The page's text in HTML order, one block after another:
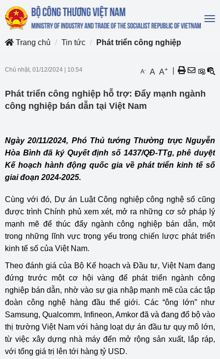
Trang chủ
Tin tức Phát triển công nghiệp
Chủ nhật, 01/12/2024 10:54 A- A A+
Phát triển công nghiệp hỗ trợ: Đẩy mạnh ngành
công nghiệp bán dẫn tại Việt Nam
Ngày 20/11/2024, Phó Thủ tướng Thường trực Nguyễn
Hòa Bình đã ký Quyết định số 1437/QĐ-TTg, phê duyệt
Kế hoạch hành động quốc gia về phát triển kinh tế số
giai đoạn 2024-2025.
Cùng với đó, Dự án Luật Công nghiệp công nghệ số cũng
được trình Chính phủ xem xét, mở ra những cơ sở pháp lý
mạnh mẽ để thúc đẩy ngành công nghiệp bán dẫn, một
trong những lĩnh vực trọng yếu trong chiến lược phát triển
kinh tế số của Việt Nam.
Theo đánh giá của Bộ Kế hoạch và Đầu tư, Việt Nam đang
đứng trước một cơ hội vàng để phát triển ngành công
nghiệp bán dẫn, nhờ vào sự gia nhập mạnh mẽ của các tập
đoàn công nghệ hàng đầu thế giới. Các “ông lớn” như
Samsung, Qualcomm, Infineon, Amkor đã và đang đổ bộ vào
thị trường Việt Nam với hàng loạt dự án đầu tư quy mô lớn,
từ việc xây dựng nhà máy đến mở rộng sản xuất, lắp ráp,
với tổng giá trị lên tới hàng tỷ USD.